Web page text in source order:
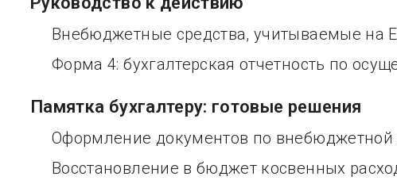
Внебюджетные средства, учитываемые на
Форма 4: бухгалтерская отчетность по
Памятка бухгалтеру: готовые решения
Оформление документов по внебюджетной
Восстановление в бюджет косвенных